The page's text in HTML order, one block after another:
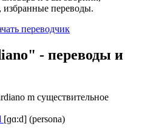
избранные переводы.
- переводы и
m существительное
[ɡɑ:d] (persona)